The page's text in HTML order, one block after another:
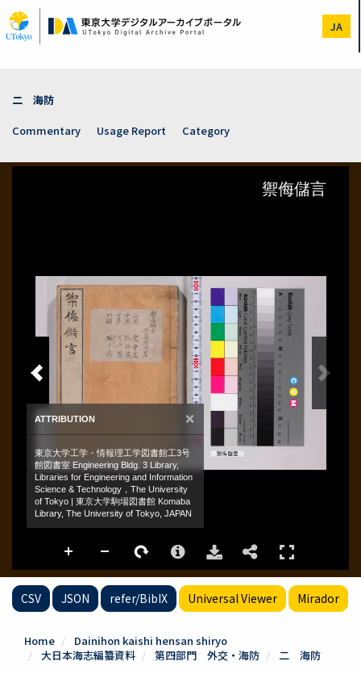
to
main
JA
二 海防
Commentary
Usage Report Category
CSV JSON refer/BibIX Universal Viewer Mirador
Home
Dainihon kaishi hensan shiryo
大日本海志編纂資料
第四部門 外交・海防 二 海防